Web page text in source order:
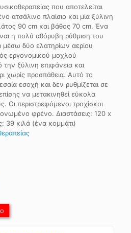
που αποτελείται
ατσάλινο πλαίσιο και μία ξύλινη
90 cm και βάθος 70 cm. Ένα
η πολύ αθόρυβη ρύθμιση του
δύο ελατηρίων αερίου
εργονομικού μοχλού
ξύλινη επιφάνεια και
χωρίς προσπάθεια. Αυτό το
εσοχή και δεν ρυθμίζεται σε
να μετακινηθεί εύκολα
Οι περιστρεφόμενοι τροχίσκοι
φρένο. Διαστάσεις: 120 x
κιλά (ένα κομμάτι)